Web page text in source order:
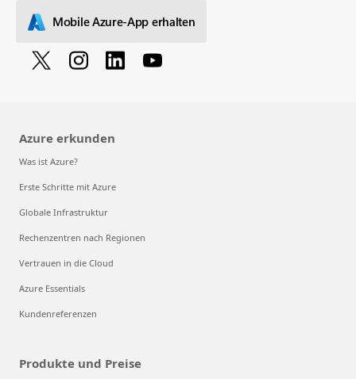
Mobile Azure-App erhalten
Azure erkunden
Was ist Azure?
Erste Schritte mit Azure
Globale Infrastruktur
Rechenzentren nach Regionen
Vertrauen in die Cloud
Azure Essentials
Kundenreferenzen
Produkte und Preise